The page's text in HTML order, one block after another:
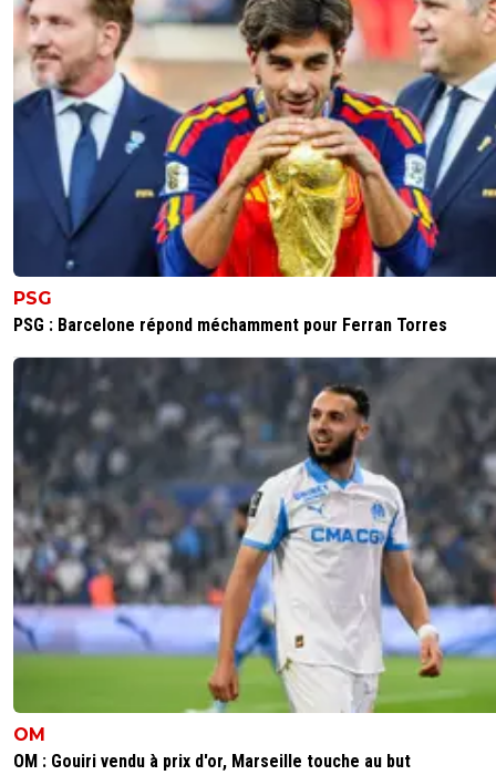
PSG
PSG : Barcelone répond méchamment pour Ferran Torres
OM
OM : Gouiri vendu à prix d'or, Marseille touche au but